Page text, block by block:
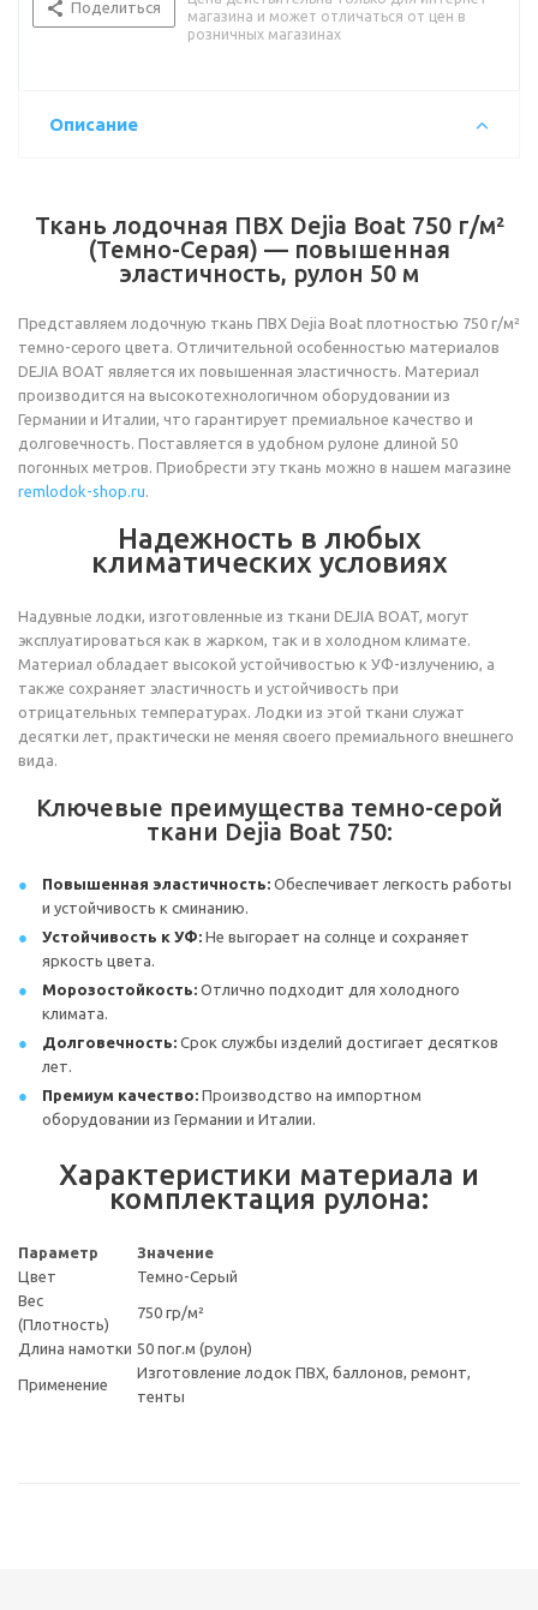
Поделиться
магазина и может отличаться от цен в
розничных магазинах
Описание
Ткань лодочная ПВХ Dejia Boat 750 г/м²
(Темно-Серая) — повышенная
эластичность, рулон 50 м
Представляем лодочную ткань ПВХ Dejia Boat плотностью 750 г/м²
темно-серого цвета. Отличительной особенностью материалов
DEJIA BOAT является их повышенная эластичность. Материал
производится на высокотехнологичном оборудовании из
Германии и Италии, что гарантирует премиальное качество и
долговечность. Поставляется в удобном рулоне длиной 50
погонных метров. Приобрести эту ткань можно в нашем магазине
remlodok-shop.ru.
Надежность в любых
климатических условиях
Надувные лодки, изготовленные из ткани DEJIA BOAT, могут
эксплуатироваться как в жарком, так и в холодном климате.
Материал обладает высокой устойчивостью к УФ-излучению, а
также сохраняет эластичность и устойчивость при
отрицательных температурах. Лодки из этой ткани служат
десятки лет, практически не меняя своего премиального внешнего
вида.
Ключевые преимущества темно-серой
ткани Dejia Boat 750:
Повышенная эластичность: Обеспечивает легкость работы
и устойчивость к сминанию.
Устойчивость к УФ: Не выгорает на солнце и сохраняет
яркость цвета.
Морозостойкость: Отлично подходит для холодного
климата.
Долговечность: Срок службы изделий достигает десятков
лет.
Премиум качество: Производство на импортном
оборудовании из Германии и Италии.
Характеристики материала и
комплектация рулона:
Параметр
Значение
Цвет
Темно-Серый
Вес
(Плотность)
750 гр/м²
Длина намотки 50 пог.м (рулон)
Применение
Изготовление лодок ПВХ, баллонов, ремонт,
тенты